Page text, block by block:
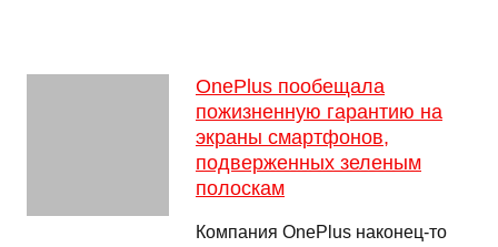
OnePlus пообещала
пожизненную гарантию на
экраны смартфонов,
подверженных зеленым
полоскам
Компания OnePlus наконец-то